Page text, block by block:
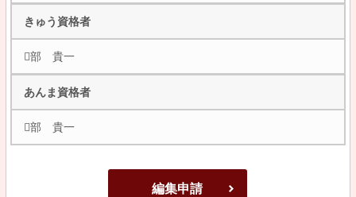
きゅう資格者
部 貴一
あんま資格者
部 貴一
編集申請